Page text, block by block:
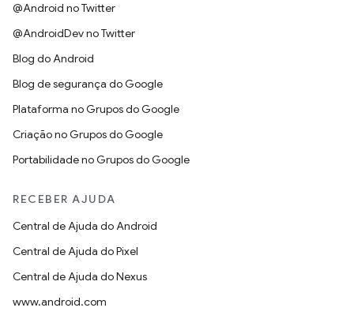
@Android no Twitter
@AndroidDev no Twitter
Blog do Android
Blog de segurança do Google
Plataforma no Grupos do Google
Criação no Grupos do Google
Portabilidade no Grupos do Google
RECEBER AJUDA
Central de Ajuda do Android
Central de Ajuda do Pixel
Central de Ajuda do Nexus
www.android.com